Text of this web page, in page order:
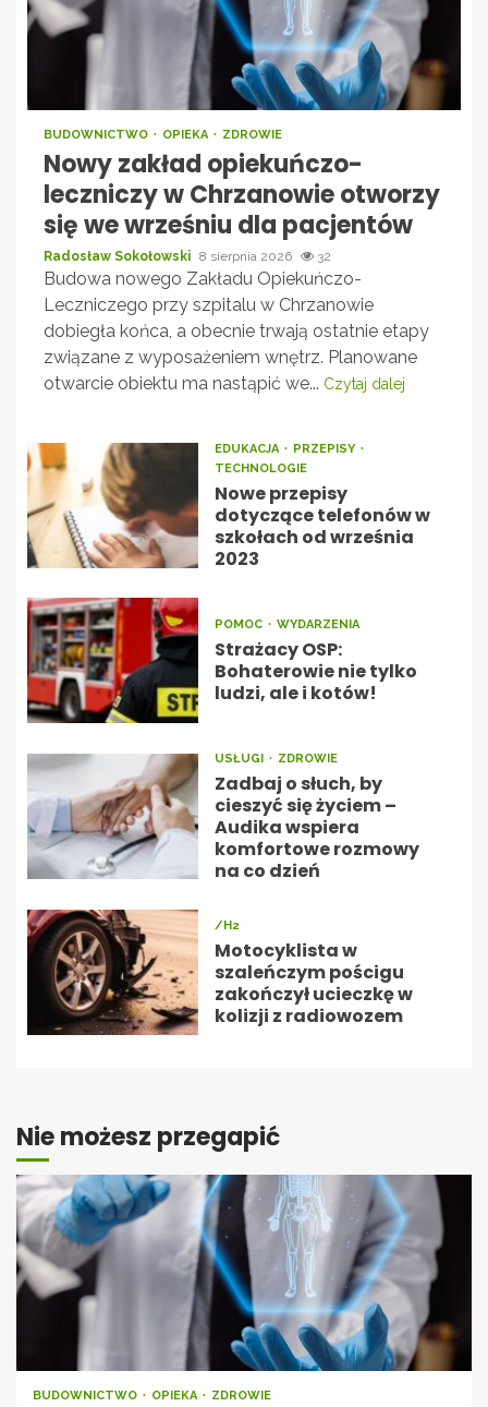
BUDOWNICTWO OPIEKA ZDROWIE
Nowy zakład opiekuńczo-
leczniczy w Chrzanowie otworzy
się we wrześniu dla pacjentów
Radosław Sokołowski 8 sierpnia 2026 32
Budowa nowego Zakładu Opiekuńczo-
Leczniczego przy szpitalu w Chrzanowie
dobiegła końca, a obecnie trwają ostatnie etapy
związane z wyposażeniem wnętrz. Planowane
otwarcie obiektu ma nastąpić we... Czytaj dalej
EDUKACJA
PRZEPISY
TECHNOLOGIE
Nowe przepisy
dotyczące telefonów w
szkołach od września
2023
POMOC WYDARZENIA
Strażacy OSP:
Bohaterowie nie tylko
ludzi, ale i kotów!
USŁUGI ZDROWIE
Zadbaj o słuch, by
cieszyć się życiem –
Audika wspiera
komfortowe rozmowy
na co dzień
/H2
Motocyklista w
szaleńczym pościgu
zakończył ucieczkę w
kolizji z radiowozem
Nie możesz przegapić
BUDOWNICTWO OPIEKA ZDROWIE